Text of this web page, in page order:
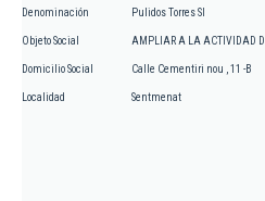
Denominación Pulidos Torres Sl
Objeto Social AMPLIAR A LA ACTIVIDAD
Domicilio Social Calle Cementiri nou , 11 -B
Localidad Sentmenat